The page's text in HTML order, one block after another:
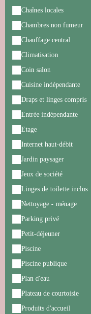
Chaînes locales
Chambres non fumeur
Chauffage central
Climatisation
Coin salon
Cuisine indépendante
Draps et linges compris
Entrée indépendante
Etage
Internet haut-débit
Jardin paysager
Jeux de société
Linges de toilette inclus
Nettoyage - ménage
Parking privé
Petit-déjeuner
Piscine
Piscine publique
Plan d'eau
Plateau de courtoisie
Produits d'accueil